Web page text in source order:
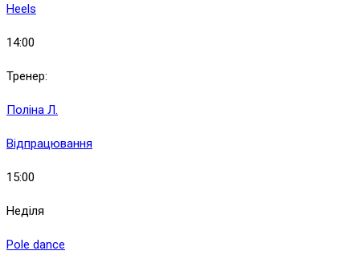
Heels
14:00
Тренер:
Поліна Л.
Відпрацювання
15:00
Неділя
Pole dance